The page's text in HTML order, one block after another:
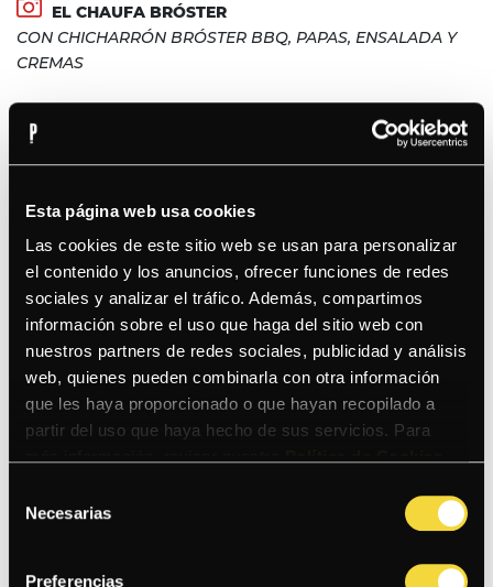
Esta página web usa cookies
Las cookies de este sitio web se usan para personalizar
el contenido y los anuncios, ofrecer funciones de redes
sociales y analizar el tráfico. Además, compartimos
información sobre el uso que haga del sitio web con
nuestros partners de redes sociales, publicidad y análisis
web, quienes pueden combinarla con otra información
que les haya proporcionado o que hayan recopilado a
partir del uso que haya hecho de sus servicios. Para
Necesarias
Preferencias
EL CHAUFA BRÓSTER
CON CHICHARRÓN BRÓSTER BBQ, PAPAS, ENSALADA Y
CREMAS
MACARRONES MAC AND CHEESE CON CHICHARRÓN
LA MILANESA SALTONA
DE POLLO SOBRE TALLARINES SALTADOS AL WOK Y
CREMA DE AJÍ
LA PASTA NOCTÁMBULA
PASTA CREMOSA CON CHAMPIS, TOCINO, POLLO